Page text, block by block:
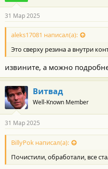
31 Мар 2025
aleks17081 написал(а):
Это сверху резина а внутри
извините, а можно
Витвад
Well-Known Member
31 Мар 2025
BillyPok написал(а):
Почистили, обработали, все